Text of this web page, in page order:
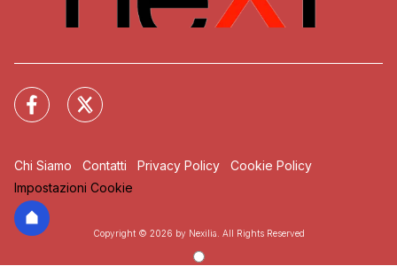
Chi Siamo Contatti Privacy Policy
Cookie Policy
Impostazioni Cookie
Copyright © 2026 by Nexilia. All Rights Reserved